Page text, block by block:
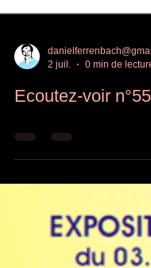
2 juil.
0 min de lecture